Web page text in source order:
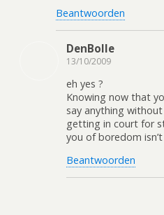
Beantwoorden
DenBolle
13/10/2009
eh yes ?
Knowing now that
say anything
getting in court for
you of boredom
Beantwoorden